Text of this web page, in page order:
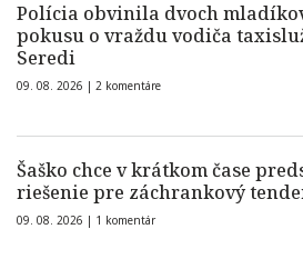
Polícia obvinila dvoch
pokusu o vraždu vodiča
Seredi
09. 08. 2026 | 2 komentáre
Šaško chce v krátkom čase
riešenie pre záchrankový
09. 08. 2026 | 1 komentár